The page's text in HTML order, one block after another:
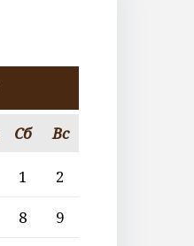
Сб Вс
1
2
8
9